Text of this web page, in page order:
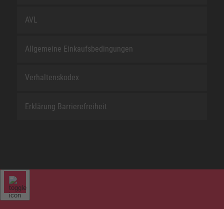
AVL
Allgemeine Einkaufsbedingungen
Verhaltenskodex
Erklärung Barrierefreiheit